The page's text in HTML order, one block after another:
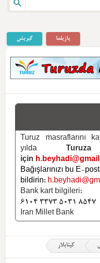
گیریش یازیلما
Turuz masraflarını
yılda
için
Bağışlarınızı bu E-
bildirin:
Bank kart bilgileri:
6104 3373 5031 8547
Iran Millet Bank
کیتابلار